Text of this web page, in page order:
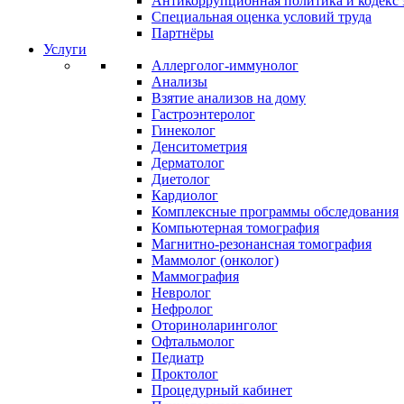
Специальная оценка условий труда
Партнёры
Услуги
Аллерголог-иммунолог
Анализы
Взятие анализов на дому
Гастроэнтеролог
Гинеколог
Денситометрия
Дерматолог
Диетолог
Кардиолог
Комплексные программы обследования
Компьютерная томография
Магнитно-резонансная томография
Маммолог (онколог)
Маммография
Невролог
Нефролог
Оториноларинголог
Офтальмолог
Педиатр
Проктолог
Процедурный кабинет